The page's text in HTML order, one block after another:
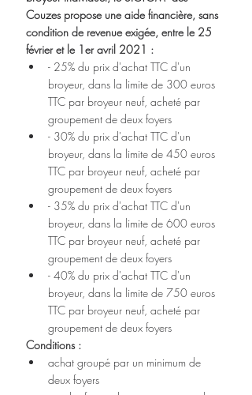
Couzes propose une aide financière, sans
condition de revenue exigée, entre le 25
février et le 1er avril 2021 :
- 25% du prix d'achat TTC d'un
broyeur, dans la limite de 300 euros
TTC par broyeur neuf, acheté par
groupement de deux foyers
- 30% du prix d'achat TTC d'un
broyeur, dans la limite de 450 euros
TTC par broyeur neuf, acheté par
groupement de deux foyers
- 35% du prix d'achat TTC d'un
broyeur, dans la limite de 600 euros
TTC par broyeur neuf, acheté par
groupement de deux foyers
- 40% du prix d'achat TTC d'un
broyeur, dans la limite de 750 euros
TTC par broyeur neuf, acheté par
groupement de deux foyers
Conditions :
achat groupé par un minimum de
deux foyers